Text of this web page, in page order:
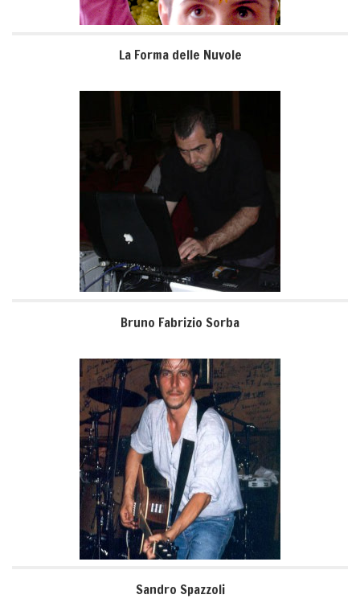
La Forma delle Nuvole
Bruno Fabrizio Sorba
Sandro Spazzoli